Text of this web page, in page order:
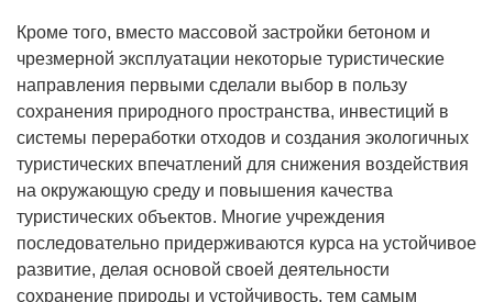
Кроме того, вместо массовой застройки бетоном и
чрезмерной эксплуатации некоторые туристические
направления первыми сделали выбор в пользу
сохранения природного пространства, инвестиций в
системы переработки отходов и создания экологичных
туристических впечатлений для снижения воздействия
на окружающую среду и повышения качества
туристических объектов. Многие учреждения
последовательно придерживаются курса на устойчивое
развитие, делая основой своей деятельности
сохранение природы и устойчивость, тем самым